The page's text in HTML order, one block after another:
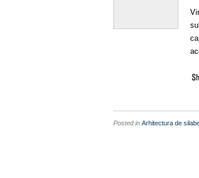
Posted in Arhitectura de